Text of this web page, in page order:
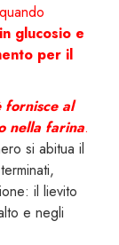
quando
glucosio e
per il
fornisce al
nella farina.
si abitua il
il lievito
e negli